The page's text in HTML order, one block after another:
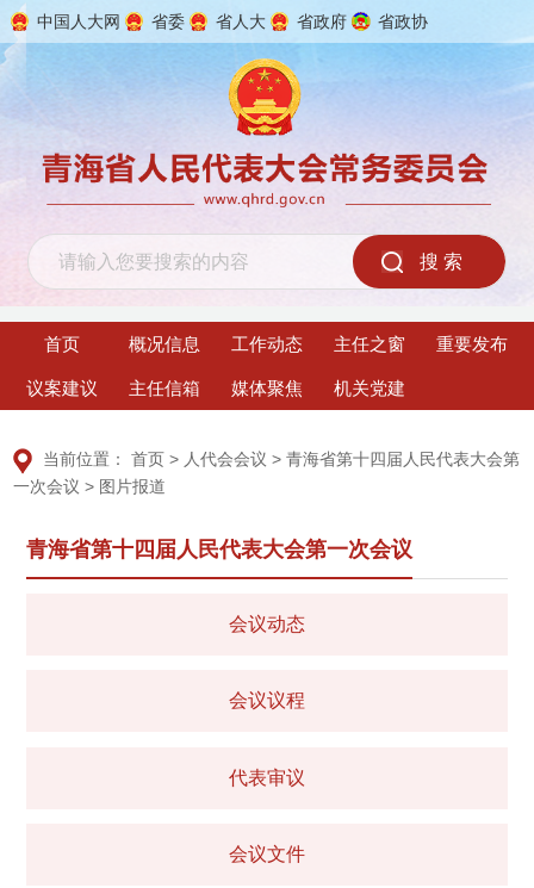
中国人大网 省委 省人大 省政府 省政协
首页 概况信息 工作动态 主任之窗 重要发布
议案建议 主任信箱 媒体聚焦 机关党建
当前位置：首页 > 人代会会议 >青海省第十四届人民代表大会第
一次会议 > 图片报道
青海省第十四届人民代表大会第一次会议
会议动态
会议议程
代表审议
会议文件